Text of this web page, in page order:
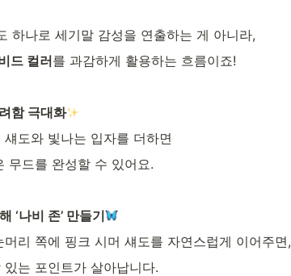
하나로 세기말 감성을 연출하는 게 아니라,
드 컬러를 과감하게 활용하는 흐름이죠!
함 극대화
도와 빛나는 입자를 더하면
무드를 완성할 수 있어요.
‘나비 존’ 만들기
리 쪽에 핑크 시머 섀도를 자연스럽게 이어주면,
는 포인트가 살아납니다.